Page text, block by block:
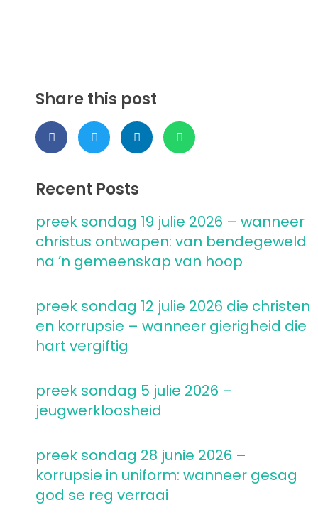
Share this post
Recent Posts
preek sondag 19 julie 2026 – wanneer
christus ontwapen: van bendegeweld
na ’n gemeenskap van hoop
preek sondag 12 julie 2026 die christen
en korrupsie – wanneer gierigheid die
hart vergiftig
preek sondag 5 julie 2026 –
jeugwerkloosheid
preek sondag 28 junie 2026 –
korrupsie in uniform: wanneer gesag
god se reg verraai